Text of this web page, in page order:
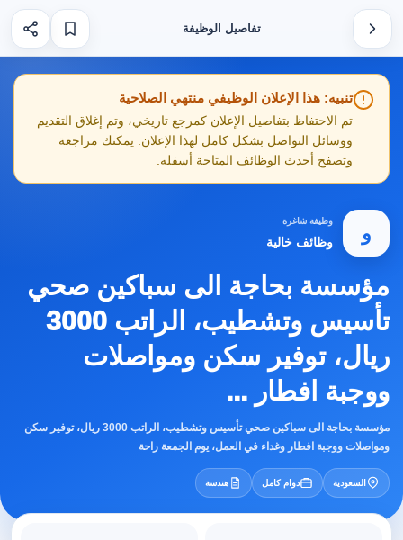
تفاصيل الوظيفة
تنبيه: هذا الإعلان الوظيفي منتهي الصلاحية
تم الاحتفاظ بتفاصيل الإعلان كمرجع تاريخي، وتم إغلاق التقديم
ووسائل التواصل بشكل كامل لهذا الإعلان. يمكنك مراجعة
وتصفح أحدث الوظائف المتاحة أسفله.
و
وظيفة شاغرة
وظائف خالية
مؤسسة بحاجة الى سباكين صحي
تأسيس وتشطيب، الراتب 3000
ريال، توفير سكن ومواصلات
ووجبة افطار ...
مؤسسة بحاجة الى سباكين صحي تأسيس وتشطيب، الراتب 3000 ريال، توفير سكن
ومواصلات ووجبة افطار وغداء في العمل، يوم الجمعة راحة
السعودية دوام كامل هندسة